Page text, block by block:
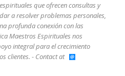
que ofrecen consultas y
a resolver problemas personales,
profunda conexión con las
Maestros Espirituales nos
integral para el crecimiento
clientes. - Contact at